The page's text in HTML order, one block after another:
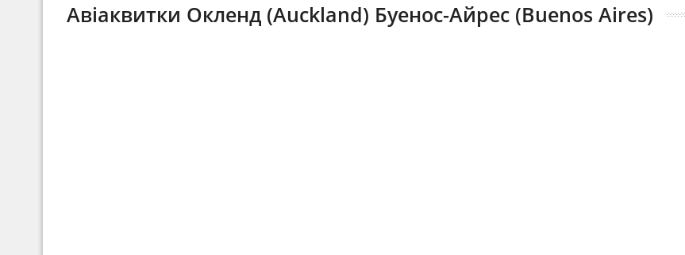
Авіаквитки Окленд (Auckland) Буенос-Айрес (Buenos Aires)